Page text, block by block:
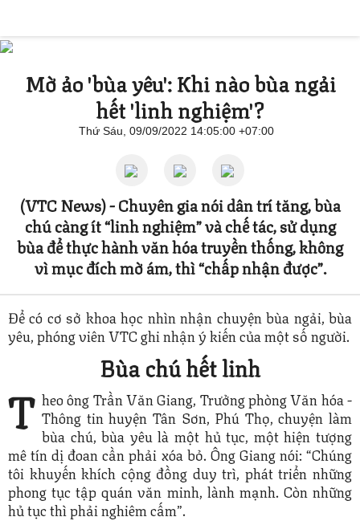
Mờ ảo 'bùa yêu': Khi nào bùa ngải
hết 'linh nghiệm'?
Thứ Sáu, 09/09/2022 14:05:00 +07:00
(VTC News) -Chuyên gia nói dân trí tăng, bùa
chú càng ít “linh nghiệm” và chế tác, sử dụng
bùa để thực hành văn hóa truyền thống, không
vì mục đích mờ ám, thì “chấp nhận được”.
Để có cơ sở khoa học nhìn nhận chuyện bùa ngải, bùa
yêu, phóng viên VTC ghi nhận ý kiến của một số người.
Bùa chú hết linh
T heo ông Trần Văn Giang, Trưởng phòng Văn hóa -
Thông tin huyện Tân Sơn, Phú Thọ, chuyện làm
bùa chú, bùa yêu là một hủ tục, một hiện tượng
mê tín dị đoan cần phải xóa bỏ. Ông Giang nói: “Chúng
tôi khuyến khích cộng đồng duy trì, phát triển những
phong tục tập quán văn minh, lành mạnh. Còn những
hủ tục thì phải nghiêm cấm”.